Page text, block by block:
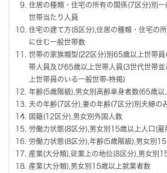
住居の種類・住宅の所有の関係(7区分)別一
世帯当たり人員
住宅の建て方(8区分),住居の種類・住宅の
に住む一般世帯数
世帯の家族類型(22区分)別65歳以上世帯員
帯人員及び65歳以上世帯人員(3世代世帯
上世帯員のいる一般世帯-特掲)
年齢(5歳階級),男女別高齢単身者数(65歳以
夫の年齢(7区分),妻の年齢(7区分)別夫婦の
国籍(12区分),男女別外国人数
労働力状態(8区分),男女別15歳以上人口(雇
労働力状態(8区分),年齢(5歳階級),男女別
産業(大分類),従業上の地位(8区分),男女別
産業(大分類),男女別15歳以上就業者数